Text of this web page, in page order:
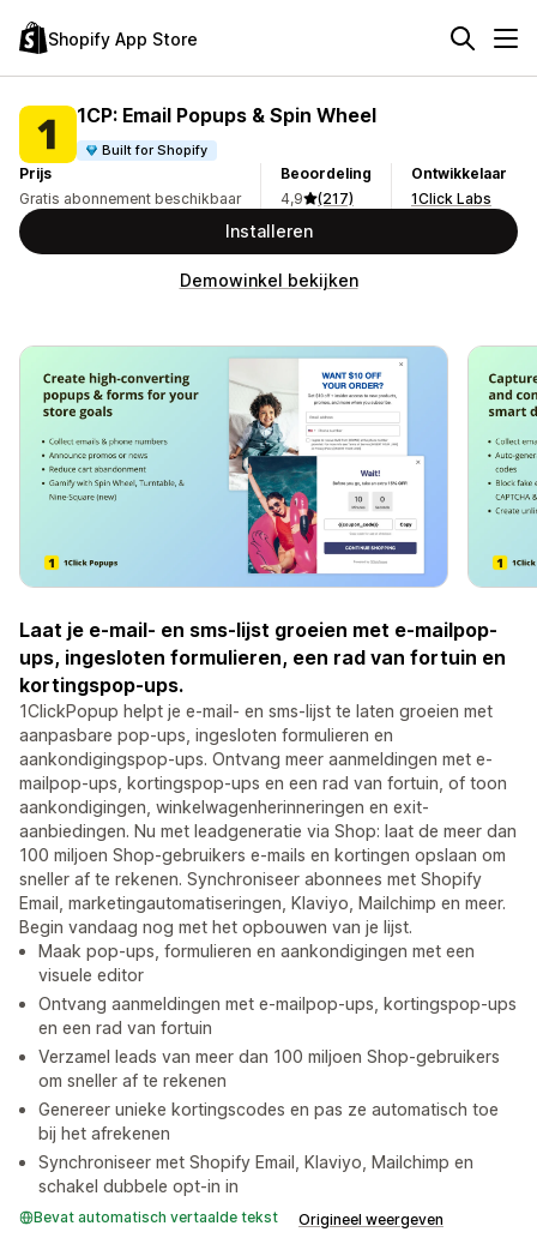
Shopify App Store
1CP: Email Popups & Spin Wheel
Built for Shopify
Prijs
Gratis abonnement beschikbaar
Beoordeling
4,9
(217)
Ontwikkelaar
1Click Labs
Installeren
Demowinkel bekijken
Laat je e-mail- en sms-lijst groeien met e-mailpop-
ups, ingesloten formulieren, een rad van fortuin en
kortingspop-ups.
1ClickPopup helpt je e-mail- en sms-lijst te laten groeien met
aanpasbare pop-ups, ingesloten formulieren en
aankondigingspop-ups. Ontvang meer aanmeldingen met e-
mailpop-ups, kortingspop-ups en een rad van fortuin, of toon
aankondigingen, winkelwagenherinneringen en exit-
aanbiedingen. Nu met leadgeneratie via Shop: laat de meer dan
100 miljoen Shop-gebruikers e-mails en kortingen opslaan om
sneller af te rekenen. Synchroniseer abonnees met Shopify
Email, marketingautomatiseringen, Klaviyo, Mailchimp en meer.
Begin vandaag nog met het opbouwen van je lijst.
Maak pop-ups, formulieren en aankondigingen met een
visuele editor
Ontvang aanmeldingen met e-mailpop-ups, kortingspop-ups
en een rad van fortuin
Verzamel leads van meer dan 100 miljoen Shop-gebruikers
om sneller af te rekenen
Genereer unieke kortingscodes en pas ze automatisch toe
bij het afrekenen
Synchroniseer met Shopify Email, Klaviyo, Mailchimp en
schakel dubbele opt-in in
Bevat automatisch vertaalde tekst Origineel weergeven